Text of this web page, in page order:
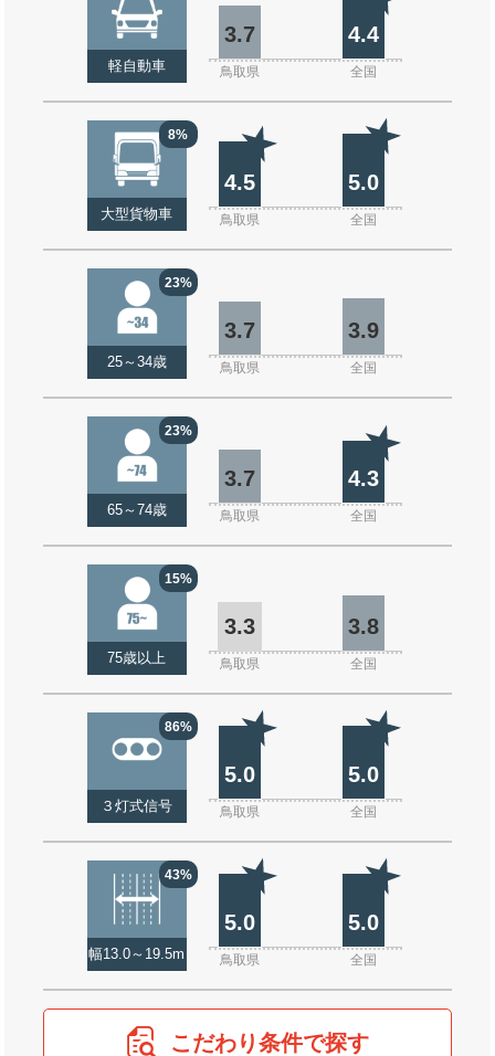
軽自動車
3.7 4.4
鳥取県 全国
8%
大型貨物車
4.5 5.0
鳥取県 全国
23%
25～34歳
3.7 3.9
鳥取県 全国
23%
65～74歳
3.7 4.3
鳥取県 全国
15%
75歳以上
3.3 3.8
鳥取県 全国
86%
３灯式信号
5.0 5.0
鳥取県 全国
43%
幅13.0～19.5m
5.0 5.0
鳥取県 全国
こだわり条件で探す